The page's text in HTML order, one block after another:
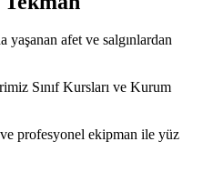
yaşanan afet ve salgınlardan
Sınıf Kursları ve Kurum
profesyonel ekipman ile yüz